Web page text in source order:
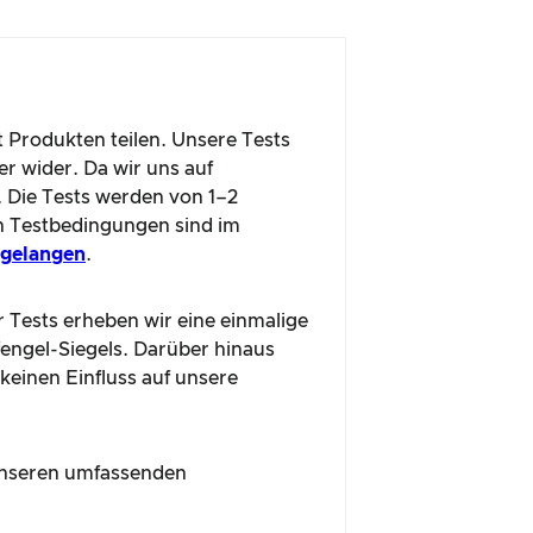
teilen. Unsere Tests
wider. Da wir uns auf
Tests werden von 1–2
Testbedingungen sind im
.
erheben wir eine einmalige
Siegels. Darüber hinaus
Einfluss auf unsere
umfassenden